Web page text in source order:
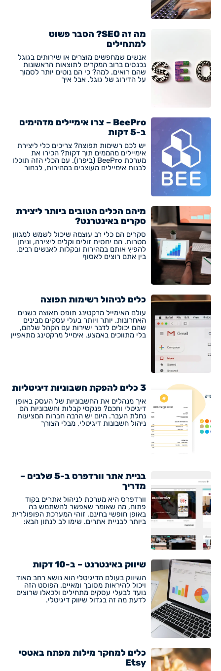
מה זה SEO? הסבר פשוט
למתחילים
אנשים שמחפשים מוצרים או שירותים בגוגל
נכנסים ברוב המקרים לתוצאות הראשונות
שהם רואים. למה? כי הם נוטים יותר לסמוך
על הדירוג של גוגל. אבל איך
BeePro – צרו אימיילים מדהימים
ב-5 דקות
יש לכם רשימות תפוצה? צריכים כלי ליצירת
אימיילים מהממים תוך דקות? הכירו את
מערכת BeePro (ביפרו). עם הכלי הזה תוכלו
לבנות אימיילים מעוצבים במהירות, לבחור
מיהם הכלים הטובים ביותר ליצירת
סקרים באינטרנט?
סקרים הם כלי רב עוצמה שיכול לשמש למגוון
מטרות. הם יחסית זולים וקלים ליצירה, וניתן
להפיץ אותם במהירות ובקלות לאנשים רבים.
בין אתם רוצים לאסוף
כלים לניהול רשימות תפוצה
עולם האימייל מרקטינג תופס תאוצה בשנים
האחרונות. יותר ויותר בעלי עסקים מבינים
שהם יכולים לדבר ישירות עם הקהל שלהם,
בלי מתווכים באמצע. אימייל מרקטינג מתאפיין
3 כלים להפקת חשבוניות דיגיטליות
איך מנהלים את החשבוניות של העסק באופן
דיגיטלי וחכם? פנקסי קבלות וחשבוניות הם
נחלת העבר. היום יש הרבה חברות המציעות
ניהול חשבונות דיגיטלי, מבלי הצורך
בניית אתר וורדפרס ב-5 שלבים –
מדריך
וורדפרס היא מערכת לניהול אתרים בקוד
פתוח, מה שאומר שאפשר להשתמש בה
באופן חופשי בחינם. זוהי המערכת הפופולרית
ביותר לבניית אתרים. שימו לב לנתון הבא:
שיווק באינטרנט – ב-10 דקות
השיווק בעולם הדיגיטלי הוא נושא רחב מאוד
ויכול להיראות מסובך ומאיים. הפוסט הזה
נועד לבעלי עסקים מתחילים ולכאלו שרוצים
לדעת מה זה בגדול שיווק דיגיטלי.
כלים למחקר מילות מפתח באטסי
Etsy